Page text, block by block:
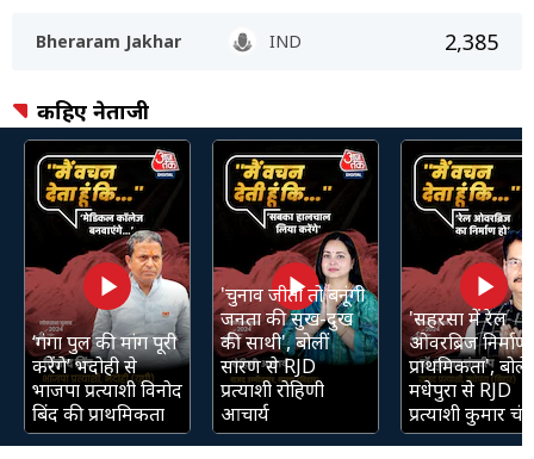
Bheraram Jakhar IND 2,385
कहिए नेताजी
‘गंगा पुल की मांग पूरी
करेंगे’ भदोही से
भाजपा प्रत्याशी विनोद
बिंद की प्राथमिकता
'चुनाव जीती तो बनूंगी
जनता की सुख-दुख
की साथी', बोलीं
सारण से RJD
प्रत्याशी रोहिणी
आचार्य
'सहरसा में रेल
ओवरब्रिज निर्माण
प्राथमिकता', बोले
मधेपुरा से RJD
प्रत्याशी कुमार